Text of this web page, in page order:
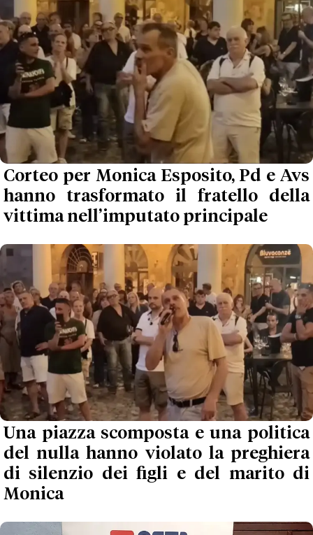
Corteo per Monica Esposito, Pd e Avs
hanno trasformato il fratello della
vittima nell’imputato principale
Una piazza scomposta e una politica
del nulla hanno violato la preghiera
di silenzio dei figli e del marito di
Monica